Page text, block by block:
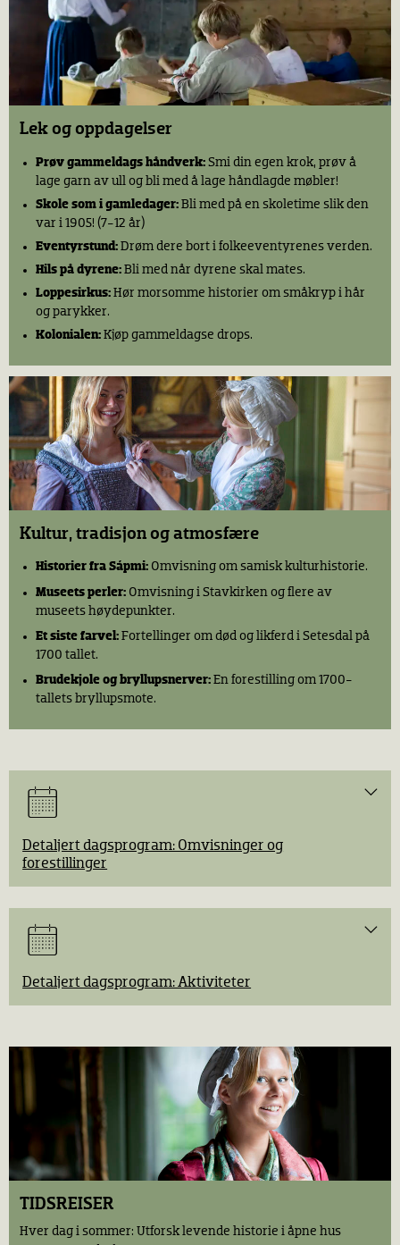
Lek og oppdagelser
Prøv gammeldags håndverk:Smi din egen krok, prøv å
lage garn av ull og bli med å lage håndlagde møbler!
Skole som i gamledager: Bli med på en skoletime slik den
var i 1905! (7-12 år)
Eventyrstund: Drøm dere bort i folkeeventyrenes verden.
Hils på dyrene:Bli med når dyrene skal mates.
Loppesirkus:Hør morsomme historier om småkryp i hår
og parykker.
Kolonialen:Kjøp gammeldagse drops.
Kultur, tradisjon og atmosfære
Historier fra Sápmi: Omvisning om samisk kulturhistorie.
Museets perler: Omvisning i Stavkirken og flere av
museets høydepunkter.
Et siste farvel:Fortellinger om død og likferd i Setesdal på
1700 tallet.
Brudekjole og bryllupsnerver:En forestilling om 1700-
tallets bryllupsmote.
Detaljert dagsprogram: Omvisninger og
forestillinger
10.30 Takt og tone
Opplev folkemusikk og folkedans i Telemarkstunet.
11.00 Omvisning: Historier fra Sápmi (engelsk)
Omvisning om samisk kulturhistorie, fortalt gjennom
på Torget.
11.00 Omvisning: Museets perler (engelsk)
Opplev Stavkirken og flere av museets høydepunkter
med vår draktkledde omviser. Oppmøte på Torget.
Opplev folkemusikk og folkedans i Telemarkstunet.
12.00 Omvisning: Museets perler (engelsk)
Opplev Stavkirken og flere av museets høydepunkter
Detaljert dagsprogram: Aktiviteter
11.00 Skole i gamledager (på engelsk)
Bli med på en skoletime slik den var i 1905. For barn 7 - 12
år. I Skolestua. (Ca. 30 min)
12.00 Loppesirkus
Hør morsomme historier om småkryp i hår og parykker. I
Chrystiegården.
12.00 Eventyrstund
Numedalstunet.
TIDSREISER
Hver dag i sommer: Utforsk levende historie i åpne hus